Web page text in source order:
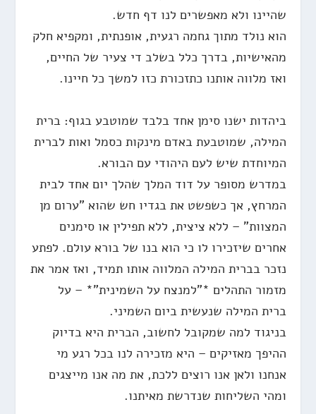
שהיינו ולא מאפשרים לנו דף חדש.
הוא נולד מתוך גחמה רגעית, אופנתית, ומקפיא חלק
מהאישיות, בדרך כלל בשלב די צעיר של החיים,
ואז מלווה אותנו כתזכורת כזו למשך כל חיינו.
ביהדות ישנו סימן אחד בלבד שמוטבע בגוף: ברית
המילה, שמוטבעת באדם מינקות כסמל ואות לברית
המיוחדת שיש לעם היהודי עם הבורא.
במדרש מסופר על דוד המלך שהלך יום אחד לבית
המרחץ, אך כשפשט את בגדיו חש שהוא "ערום מן
המצוות" – ללא ציצית, ללא תפילין או סימנים
אחרים שיזכירו לו כי הוא בנו של בורא עולם. לפתע
נזכר בברית המילה המלווה אותו תמיד, ואז אמר את
מזמור התהלים *"למנצח על השמינית"* – על
ברית המילה שנעשית ביום השמיני.
בניגוד למה שמקובל לחשוב, הברית היא בדיוק
ההיפך מאזיקים – היא מזכירה לנו בכל רגע מי
אנחנו ולאן אנו רוצים ללכת, את מה אנו מייצגים
ומהי השליחות שנדרשת מאיתנו.